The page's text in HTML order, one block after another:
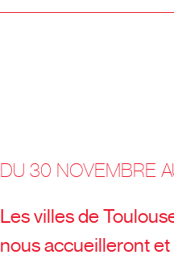
DU 30 NOVEMBRE
Les villes de
nous accueilleront